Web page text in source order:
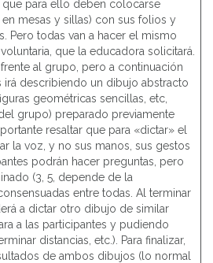
que para ello deben colocarse
mesas y sillas) con sus folios y
Pero todas van a hacer el mismo
que la educadora solicitará.
frente al grupo, pero a continuación
irá describiendo un dibujo abstracto
geométricas sencillas, etc,
grupo) preparado previamente
resaltar que para «dictar» el
la voz, y no sus manos, sus gestos
podrán hacer preguntas, pero
(3, 5, depende de la
entre todas. Al terminar
a dictar otro dibujo de similar
a las participantes y pudiendo
distancias, etc.). Para finalizar,
de ambos dibujos (lo normal